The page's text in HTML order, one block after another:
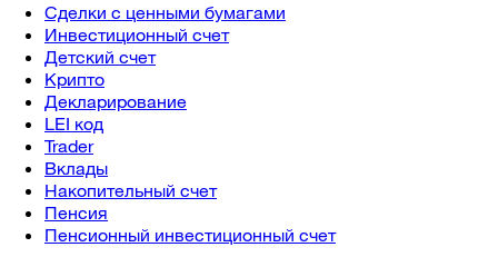
Сделки с ценными бумагами
Инвестиционный счет
Детский счет
Крипто
Декларирование
LEI код
Trader
Вклады
Накопительный счет
Пенсия
Пенсионный инвестиционный счет